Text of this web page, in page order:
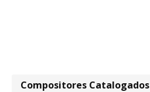
Compositores Catalogados